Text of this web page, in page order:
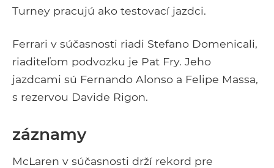
Turney pracujú ako testovací jazdci.
Ferrari v súčasnosti riadi Stefano Domenicali,
riaditeľom podvozku je Pat Fry. Jeho
jazdcami sú Fernando Alonso a Felipe Massa,
s rezervou Davide Rigon.
záznamy
McLaren v súčasnosti drží rekord pre